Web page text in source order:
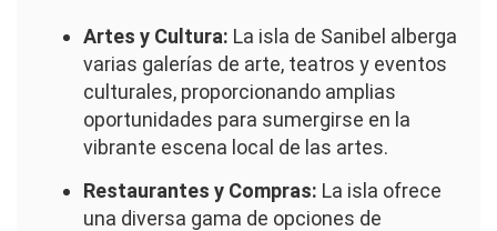
Artes y Cultura: La isla de Sanibel alberga
varias galerías de arte, teatros y eventos
culturales, proporcionando amplias
oportunidades para sumergirse en la
vibrante escena local de las artes.
Restaurantes y Compras: La isla ofrece
una diversa gama de opciones de